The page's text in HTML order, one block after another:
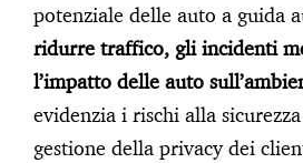
potenziale delle auto a guida
ridurre traffico, gli incidenti
l’impatto delle auto
evidenzia i rischi alla
gestione della privacy dei